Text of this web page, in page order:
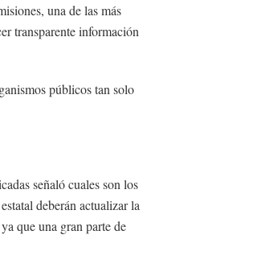
una de las más
transparente información
públicos tan solo
señaló cuales son los
deberán actualizar la
que una gran parte de